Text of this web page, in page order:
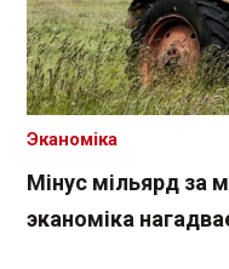
Мінус мільярд за
эканоміка
Эканоміка